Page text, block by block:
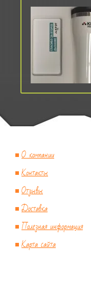
О компании
Контакты
Отзывы
Доставка
Полезная информация
Карта сайта